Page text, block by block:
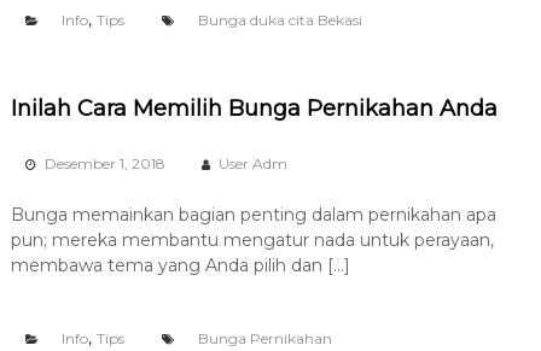
Info, Tips Bunga duka cita Bekasi
Inilah Cara Memilih Bunga Pernikahan Anda
Desember 1, 2018 User Adm
Bunga memainkan bagian penting dalam pernikahan apa
pun; mereka membantu mengatur nada untuk perayaan,
membawa tema yang Anda pilih dan […]
Info, Tips Bunga Pernikahan